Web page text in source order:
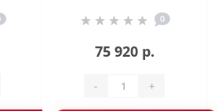
0
75 920 р.
- +